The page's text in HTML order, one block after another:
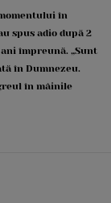
în
spus adio după 2
împreună. „Sunt
în Dumnezeu.
în mâinile